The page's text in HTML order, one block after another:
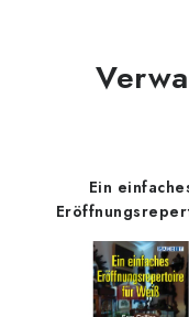
Ein
für Weiß